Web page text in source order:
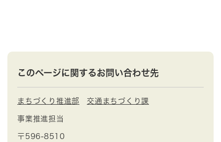
このページに関するお問い合わせ先
まちづくり推進部 交通まちづくり課
事業推進担当
〒596-8510